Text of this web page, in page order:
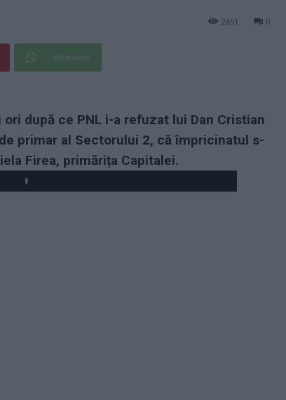
0
2651
WhatsApp
după ce PNL i-a refuzat lui Dan Cristian
primar al Sectorului 2, că împricinatul s-
Firea, primărița Capitalei.